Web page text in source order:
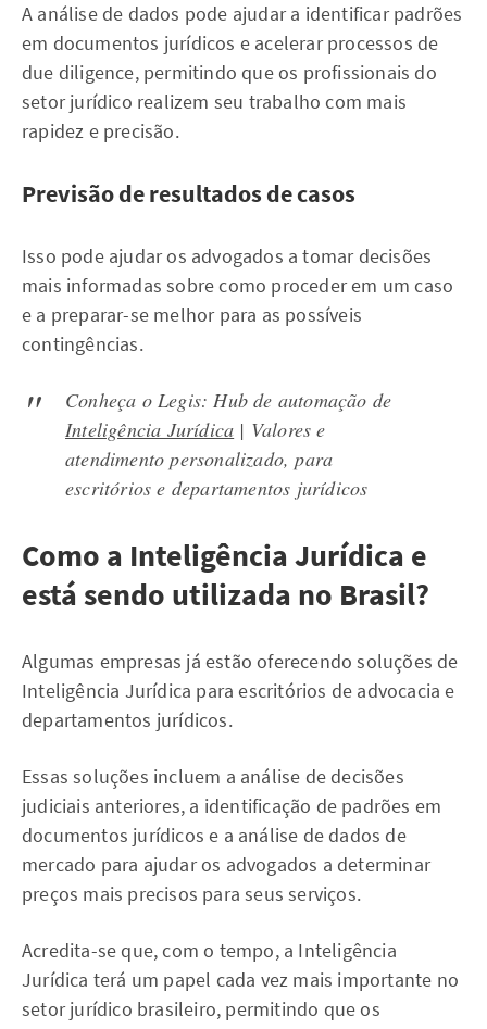
A análise de dados pode ajudar a identificar padrões
em documentos jurídicos e acelerar processos de
due diligence, permitindo que os profissionais do
setor jurídico realizem seu trabalho com mais
rapidez e precisão.
Previsão de resultados de casos
Isso pode ajudar os advogados a tomar decisões
mais informadas sobre como proceder em um caso
e a preparar-se melhor para as possíveis
contingências.
Conheça o Legis: Hub de automação de
Inteligência Jurídica | Valores e
atendimento personalizado, para
escritórios e departamentos jurídicos
Como a Inteligência Jurídica e
está sendo utilizada no Brasil?
Algumas empresas já estão oferecendo soluções de
Inteligência Jurídica para escritórios de advocacia e
departamentos jurídicos.
Essas soluções incluem a análise de decisões
judiciais anteriores, a identificação de padrões em
documentos jurídicos e a análise de dados de
mercado para ajudar os advogados a determinar
preços mais precisos para seus serviços.
Acredita-se que, com o tempo, a Inteligência
Jurídica terá um papel cada vez mais importante no
setor jurídico brasileiro, permitindo que os